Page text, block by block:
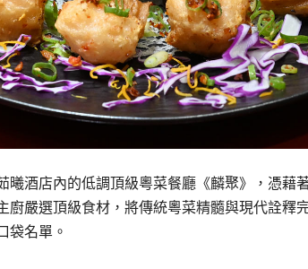
曦酒店內的低調頂級粵菜餐廳《麟聚》，憑藉
廚嚴選頂級食材，將傳統粵菜精髓與現代詮釋
袋名單。